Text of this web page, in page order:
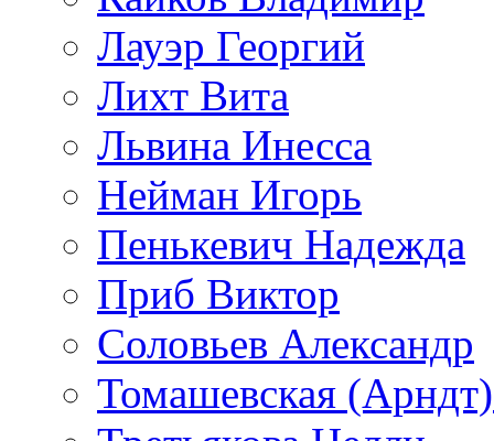
Лауэр Георгий
Лихт Вита
Львина Инесса
Нейман Игорь
Пенькевич Надежда
Приб Виктор
Соловьев Александр
Томашевская